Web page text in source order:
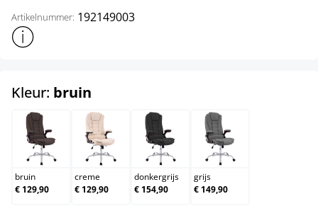
Artikelnummer: 192149003
Toon meer productinformatie
Kleur: bruin
bruin
bruin
€ 129,90
creme
creme
€ 129,90
donkergrijs
donkergrijs
€ 154,90
grijs
grijs
€ 149,90